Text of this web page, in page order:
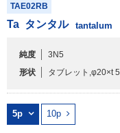
TAE02RB
Ta タンタル tantalum
純度
3N5
形状
タブレット,φ20×t 5
5p 10p